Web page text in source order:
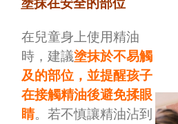
在兒童身上使用精油
時，建議塗抹於不易觸
及的部位，並提醒孩子
在接觸精油後避免揉眼
睛。若不慎讓精油沾到